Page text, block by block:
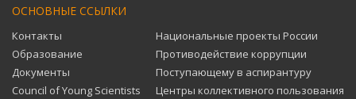
ОСНОВНЫЕ ССЫЛКИ
Контакты
Образование
Документы
Council of Young Scientists
Национальные проекты России
Противодействие коррупции
Поступающему в аспирантуру
Центры коллективного пользования